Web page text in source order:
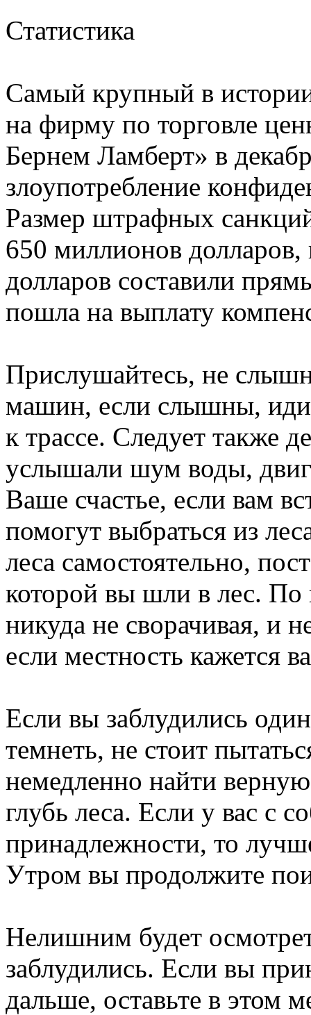
Статистика
Самый крупный в
на фирму по торговле
Бернем Ламберт» в
злоупотребление
Размер штрафных
650 миллионов
долларов составили
пошла на выплату
Прислушайтесь, не
машин, если слышны,
к трассе. Следует также
услышали шум воды,
Ваше счастье, если вам
помогут выбраться из
леса самостоятельно,
которой вы шли в лес. По
никуда не сворачивая, и
если местность кажется
Если вы заблудились
темнеть, не стоит
немедленно найти
глубь леса. Если у вас с
принадлежности, то
Утром вы продолжите
Нелишним будет
заблудились. Если вы
дальше, оставьте в этом